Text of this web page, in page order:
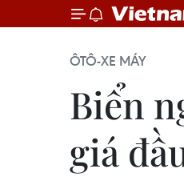
ÔTÔ-XE MÁY
Biển
giá